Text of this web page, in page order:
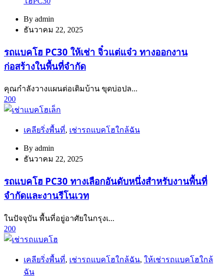
By admin
ธันวาคม 22, 2025
รถแบคโฮ PC30 ให้เช่า จิ๋วแต่แจ๋ว ทางออกงาน
ก่อสร้างในพื้นที่จำกัด
คุณกำลังวางแผนต่อเติมบ้าน ขุดบ่อปล...
200
เคลียริ่งพื้นที่, เช่ารถแบคโฮใกล้ฉัน
By admin
ธันวาคม 22, 2025
รถแบคโฮ PC30 ทางเลือกอันดับหนึ่งสำหรับงานพื้นที่
จำกัดและงานรีโนเวท
ในปัจจุบัน พื้นที่อยู่อาศัยในกรุงเ...
200
เคลียริ่งพื้นที่, เช่ารถแบคโฮใกล้ฉัน, ให้เช่ารถแบคโฮใกล้
ฉัน